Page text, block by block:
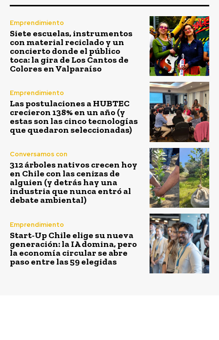
Emprendimiento
Siete escuelas, instrumentos
con material reciclado y un
concierto donde el público
toca: la gira de Los Cantos de
Colores en Valparaíso
Emprendimiento
Las postulaciones a HUBTEC
crecieron 138% en un año (y
estas son las cinco tecnologías
que quedaron seleccionadas)
Conversamos con
312 árboles nativos crecen hoy
en Chile con las cenizas de
alguien (y detrás hay una
industria que nunca entró al
debate ambiental)
Emprendimiento
Start-Up Chile elige su nueva
generación: la IA domina, pero
la economía circular se abre
paso entre las 59 elegidas